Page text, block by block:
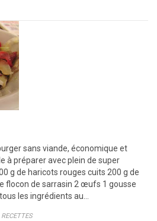
sans viande, économique et
à préparer avec plein de super
g de haricots rouges cuits 200 g de
flocon de sarrasin 2 œufs 1 gousse
les ingrédients au…
CATEGORY
RECETTES